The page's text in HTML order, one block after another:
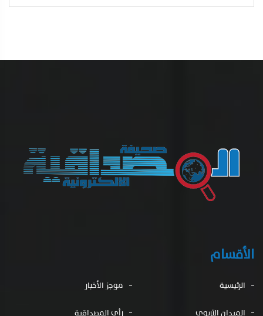
الأقسام
الرئيسية موجز الأخبار
الميدان التربوى رأي المصداقية